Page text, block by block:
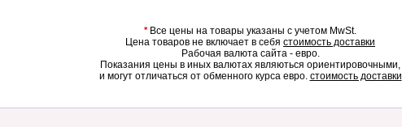
*Все цены на товары указаны с учетом MwSt.
Цена товаров не включает в себя стоимость доставки
Рабочая валюта сайта - евро.
Показания цены в иных валютах являються ориентировочными,
и могут отличаться от обменного курса евро. стоимость доставки